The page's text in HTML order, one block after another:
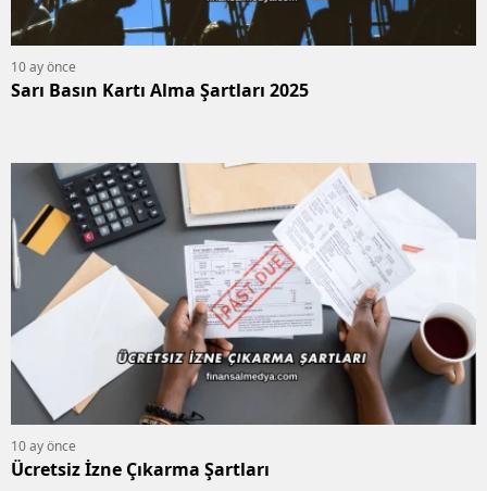
10 ay önce
Sarı Basın Kartı Alma Şartları 2025
10 ay önce
Ücretsiz İzne Çıkarma Şartları